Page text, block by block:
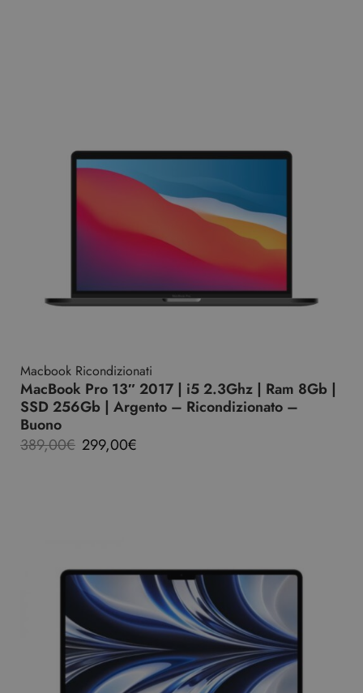
Macbook Ricondizionati
MacBook Pro 13″ 2017 | i5 2.3Ghz | Ram 8Gb |
SSD 256Gb | Argento – Ricondizionato –
Buono
389,00€ 299,00€